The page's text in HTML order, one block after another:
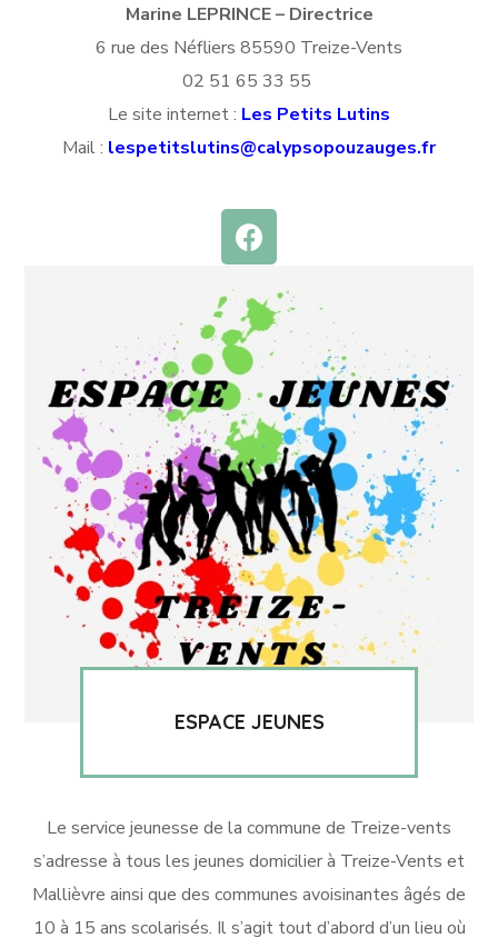
Marine LEPRINCE – Directrice
6 rue des Néfliers 85590 Treize-Vents
02 51 65 33 55
Le site internet : Les Petits Lutins
Mail : lespetitslutins@calypsopouzauges.fr
ESPACE JEUNES
Le service jeunesse de la commune de Treize-vents
s’adresse à tous les jeunes domicilier à Treize-Vents et
Mallièvre ainsi que des communes avoisinantes âgés de
10 à 15 ans scolarisés. Il s’agit tout d’abord d’un lieu où